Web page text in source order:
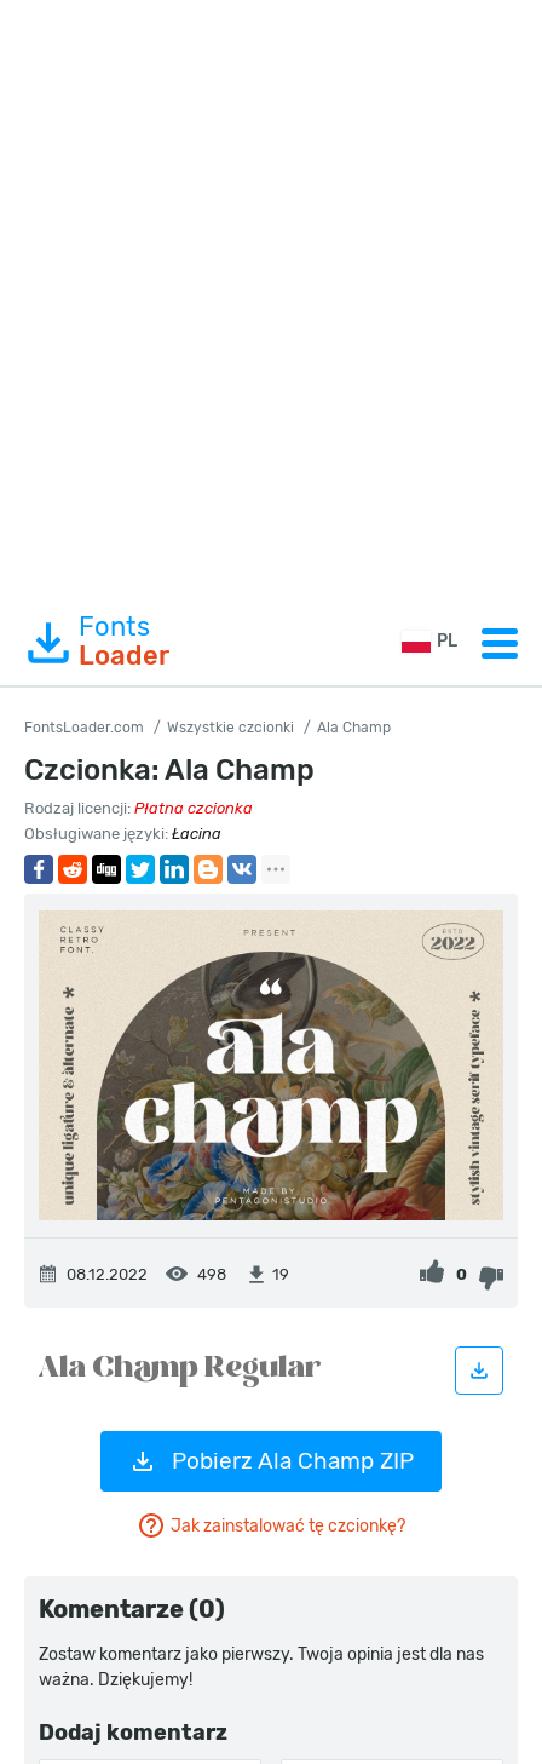
Fonts
Loader
PL
FontsLoader.com Wszystkie czcionki Ala Champ
Czcionka: Ala Champ
Rodzaj licencji: Płatna czcionka
Obsługiwane języki: Łacina
08.12.2022 498 19 0
Pobierz Ala Champ ZIP
Jak zainstalować tę czcionkę?
Komentarze (0)
Zostaw komentarz jako pierwszy. Twoja opinia jest dla nas
ważna. Dziękujemy!
Dodaj komentarz